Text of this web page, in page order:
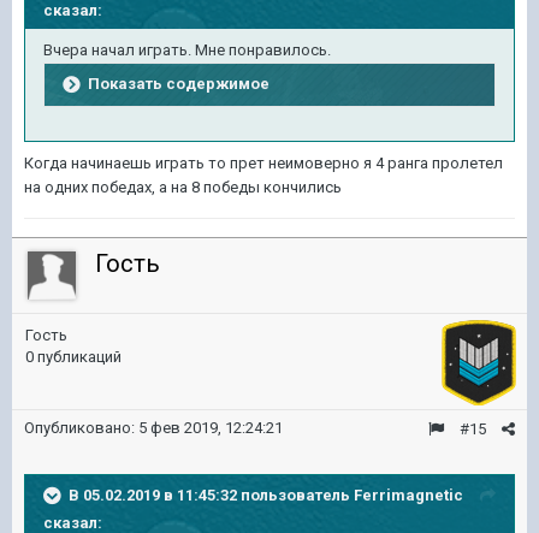
сказал:
Вчера начал играть. Мне понравилось.
Показать содержимое
Когда начинаешь играть то прет неимоверно я 4 ранга пролетел
на одних победах, а на 8 победы кончились
Гость
Гость
0 публикаций
#15
Опубликовано: 5 фев 2019, 12:24:21
В 05.02.2019 в 11:45:32 пользователь Ferrimagnetic
сказал: